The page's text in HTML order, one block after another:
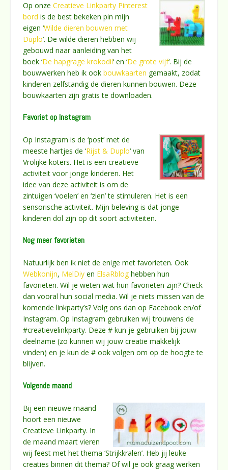
Op onze Creatieve Linkparty Pinterest
bord is de best bekeken pin mijn
eigen ‘Wilde dieren bouwen met
Duplo‘. De wilde dieren hebben wij
gebouwd naar aanleiding van het
boek ‘De hapgrage krokodil‘ en ‘De grote vijf‘. Bij de
bouwwerken heb ik ook bouwkaarten gemaakt, zodat
kinderen zelfstandig de dieren kunnen bouwen. Deze
bouwkaarten zijn gratis te downloaden.
Favoriet op Instagram
Op Instagram is de ‘post’ met de
meeste hartjes de ‘Rijst & Duplo‘ van
Vrolijke koters. Het is een creatieve
activiteit voor jonge kinderen. Het
idee van deze activiteit is om de
zintuigen ‘voelen’ en ‘zien’ te stimuleren. Het is een
sensorische activiteit. Mijn beleving is dat jonge
kinderen dol zijn op dit soort activiteiten.
Nog meer favorieten
Natuurlijk ben ik niet de enige met favorieten. Ook
Webkonijn, MelDiy en ElsaRblog hebben hun
favorieten. Wil je weten wat hun favorieten zijn? Check
dan vooral hun social media. Wil je niets missen van de
komende linkparty’s? Volg ons dan op Facebook en/of
Instagram. Op Instagram gebruiken wij trouwens de
#creatievelinkparty. Deze # kun je gebruiken bij jouw
deelname (zo kunnen wij jouw creatie makkelijk
vinden) en je kun de # ook volgen om op de hoogte te
blijven.
Volgende maand
Bij een nieuwe maand
hoort een nieuwe
Creatieve Linkparty. In
de maand maart vieren
wij feest met het thema ‘Strijkkralen’. Heb jij leuke
creaties binnen dit thema? Of wil je ook graag werken